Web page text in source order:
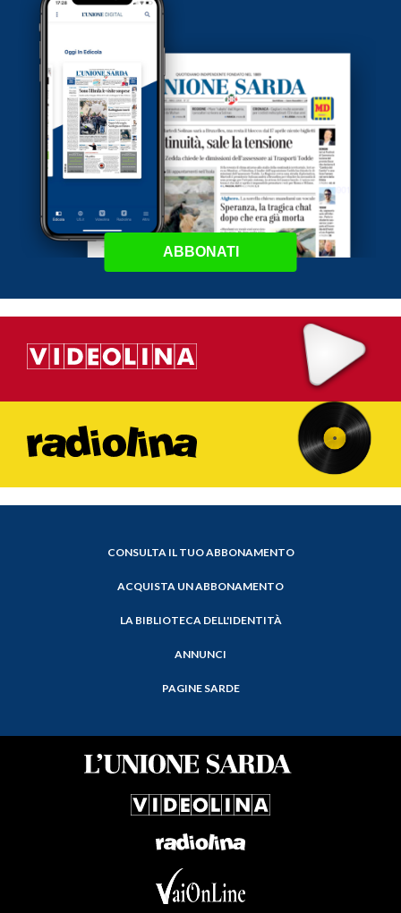
ABBONATI
CONSULTA IL TUO ABBONAMENTO
ACQUISTA UN ABBONAMENTO
LA BIBLIOTECA DELL'IDENTITÀ
ANNUNCI
PAGINE SARDE